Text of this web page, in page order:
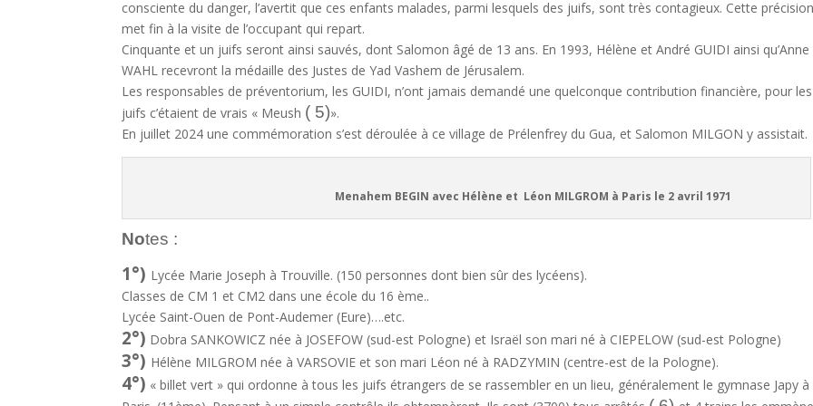
consciente du danger, l’avertit que ces enfants malades, parmi lesquels des juifs, sont très contagieux. Cette
met fin à la visite de l’occupant qui repart.
Cinquante et un juifs seront ainsi sauvés, dont Salomon âgé de 13 ans. En 1993, Hélène et André GUIDI ainsi qu’Anne
WAHL recevront la médaille des Justes de Yad Vashem de Jérusalem.
Les responsables de préventorium, les GUIDI, n’ont jamais demandé une quelconque contribution financière, pour les
juifs c’étaient de vrais « Meush ( 5)».
En juillet 2024 une commémoration s’est déroulée à ce village de Prélenfrey du Gua, et Salomon MILGON y assistait.
Menahem BEGIN avec Hélène et Léon MILGROM à Paris le 2 avril 1971
Notes :
1°) Lycée Marie Joseph à Trouville. (150 personnes dont bien sûr des lycéens).
Classes de CM 1 et CM2 dans une école du 16 ème..
Lycée Saint-Ouen de Pont-Audemer (Eure)….etc.
2°) Dobra SANKOWICZ née à JOSEFOW (sud-est Pologne) et Israël son mari né à CIEPELOW (sud-est Pologne)
3°) Hélène MILGROM née à VARSOVIE et son mari Léon né à RADZYMIN (centre-est de la Pologne).
4°) « billet vert » qui ordonne à tous les juifs étrangers de se rassembler en un lieu, généralement le gymnase Japy à